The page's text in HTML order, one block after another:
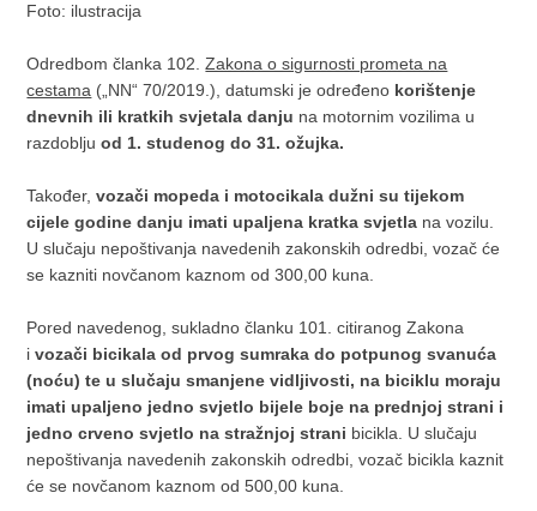
Foto: ilustracija
Odredbom članka 102.Zakona o sigurnosti prometa na
cestama („NN“ 70/2019.), datumski je određeno korištenje
dnevnih ili kratkih svjetala danju na motornim vozilima u
razdobljuod 1. studenog do 31. ožujka.
Također,vozači mopeda i motocikala dužni su tijekom
cijele godine danju imati upaljena kratka svjetla na vozilu.
U slučaju nepoštivanja navedenih zakonskih odredbi, vozač će
se kazniti novčanom kaznom od 300,00 kuna.
Pored navedenog, sukladno članku 101. citiranog Zakona
ivozači bicikala od prvog sumraka do potpunog svanuća
(noću) te u slučaju smanjene vidljivosti, na biciklu moraju
imati upaljeno jedno svjetlo bijele boje na prednjoj strani i
jedno crveno svjetlo na stražnjoj strani bicikla. U slučaju
nepoštivanja navedenih zakonskih odredbi, vozač bicikla kaznit
će se novčanom kaznom od 500,00 kuna.